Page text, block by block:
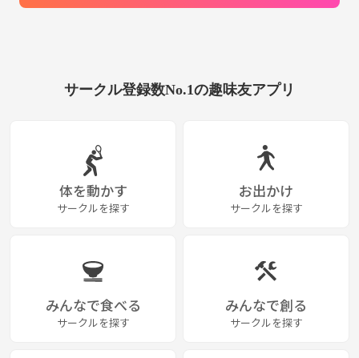
す。 🏃‍♂️ 主な活動内容 • 種目： フットサル、バ
レーボール（その他、季節ごとのイベントも
ど] • 対象年齢： 20代の方限定（同世代でリラ
サークル登録数No.1の趣味友アプリ
体を動かす
サークルを探す
お出かけ
サークルを探す
みんなで食べる
サークルを探す
みんなで創る
サークルを探す